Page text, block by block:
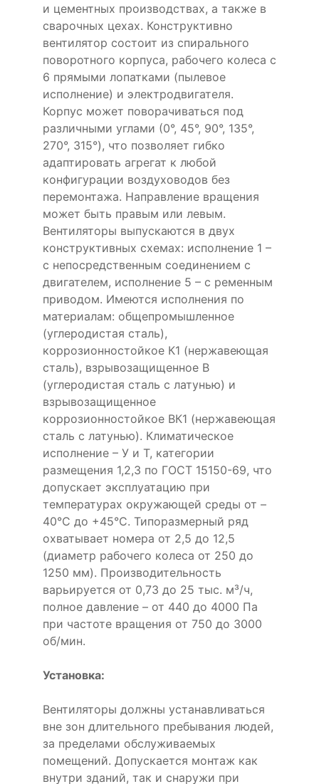
и цементных производствах, а также в
сварочных цехах. Конструктивно
вентилятор состоит из спирального
поворотного корпуса, рабочего колеса с
6 прямыми лопатками (пылевое
исполнение) и электродвигателя.
Корпус может поворачиваться под
различными углами (0°, 45°, 90°, 135°,
270°, 315°), что позволяет гибко
адаптировать агрегат к любой
конфигурации воздуховодов без
перемонтажа. Направление вращения
может быть правым или левым.
Вентиляторы выпускаются в двух
конструктивных схемах: исполнение 1 –
с непосредственным соединением с
двигателем, исполнение 5 – с ременным
приводом. Имеются исполнения по
материалам: общепромышленное
(углеродистая сталь),
коррозионностойкое К1 (нержавеющая
сталь), взрывозащищенное В
(углеродистая сталь с латунью) и
взрывозащищенное
коррозионностойкое ВК1 (нержавеющая
сталь с латунью). Климатическое
исполнение – У и Т, категории
размещения 1,2,3 по ГОСТ 15150-69, что
допускает эксплуатацию при
температурах окружающей среды от –
40°С до +45°С. Типоразмерный ряд
охватывает номера от 2,5 до 12,5
(диаметр рабочего колеса от 250 до
1250 мм). Производительность
варьируется от 0,73 до 25 тыс. м³/ч,
полное давление – от 440 до 4000 Па
при частоте вращения от 750 до 3000
об/мин.
Установка:
Вентиляторы должны устанавливаться
вне зон длительного пребывания людей,
за пределами обслуживаемых
помещений. Допускается монтаж как
внутри зданий, так и снаружи при